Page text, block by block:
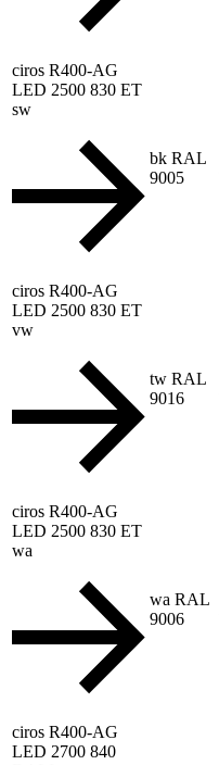
ciros R400-AG
LED 2500 830 ET
sw
bk RAL
9005
ciros R400-AG
LED 2500 830 ET
vw
tw RAL
9016
ciros R400-AG
LED 2500 830 ET
wa
wa RAL
9006
ciros R400-AG
LED 2700 840